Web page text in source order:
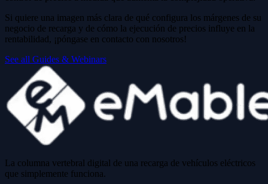
Si quiere una imagen más clara de qué configura los márgenes de su
negocio de recarga y de cómo la ejecución de precios influye en la
rentabilidad, ¡póngase en contacto con nosotros!
See all Guides & Webinars
La columna vertebral digital de una recarga de vehículos eléctricos
que simplemente funciona.